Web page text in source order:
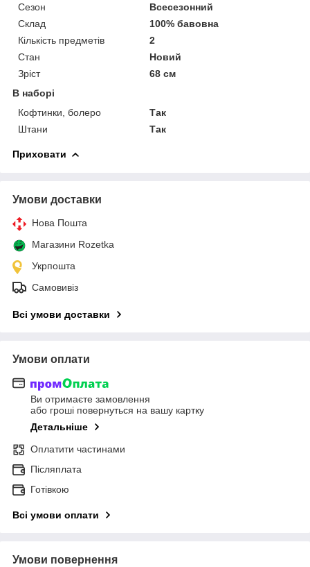
Сезон
Всесезонний
Склад
100% бавовна
Кількість предметів
2
Стан
Новий
Зріст
68 см
В наборі
Кофтинки, болеро
Так
Штани
Так
Приховати
Умови доставки
Нова Пошта
Магазини Rozetka
Укрпошта
Самовивіз
Всі умови доставки
Умови оплати
Ви отримаєте замовлення
або гроші повернуться на вашу картку
Детальніше
Оплатити частинами
Післяплата
Готівкою
Всі умови оплати
Умови повернення